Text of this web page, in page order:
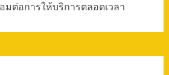
ต่อการให้บริการตลอดเวลา